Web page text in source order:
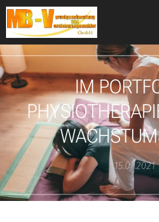
IM
15.07.2021